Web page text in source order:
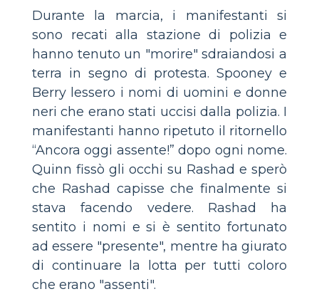
Durante la marcia, i manifestanti si
sono recati alla stazione di polizia e
hanno tenuto un "morire" sdraiandosi a
terra in segno di protesta. Spooney e
Berry lessero i nomi di uomini e donne
neri che erano stati uccisi dalla polizia. I
manifestanti hanno ripetuto il ritornello
“Ancora oggi assente!” dopo ogni nome.
Quinn fissò gli occhi su Rashad e sperò
che Rashad capisse che finalmente si
stava facendo vedere. Rashad ha
sentito i nomi e si è sentito fortunato
ad essere "presente", mentre ha giurato
di continuare la lotta per tutti coloro
che erano "assenti".